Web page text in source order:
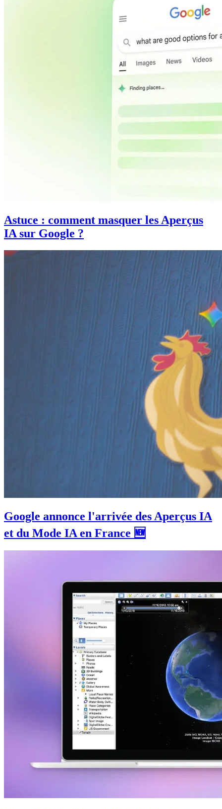
Astuce : comment masquer les Aperçus
IA sur Google ?
Google annonce l'arrivée des Aperçus IA
et du Mode IA en France 🆕